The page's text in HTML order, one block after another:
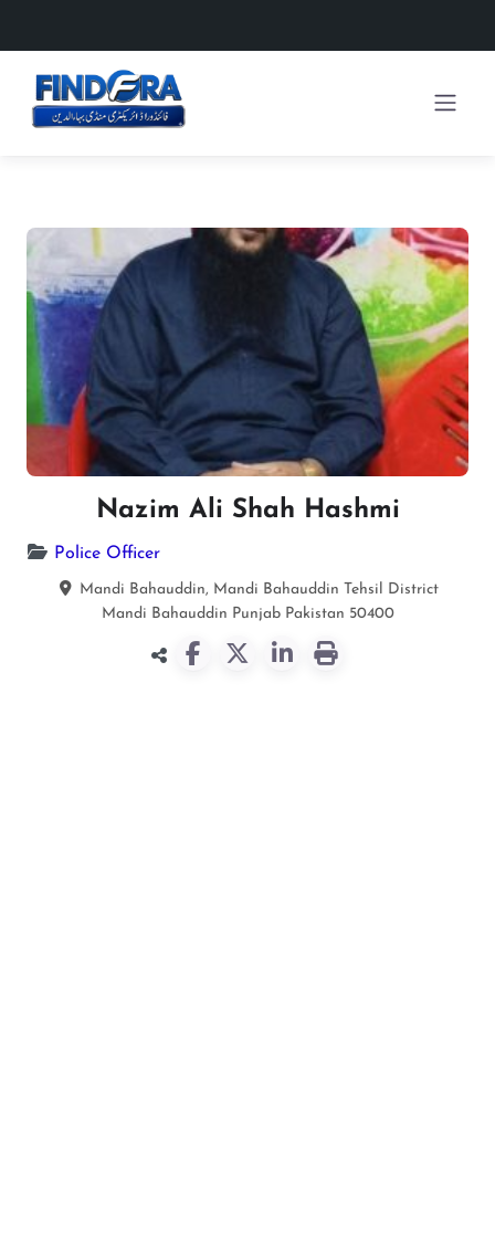
Nazim Ali Shah Hashmi
Police Officer
Mandi Bahauddin, Mandi Bahauddin Tehsil District
Mandi Bahauddin Punjab Pakistan 50400